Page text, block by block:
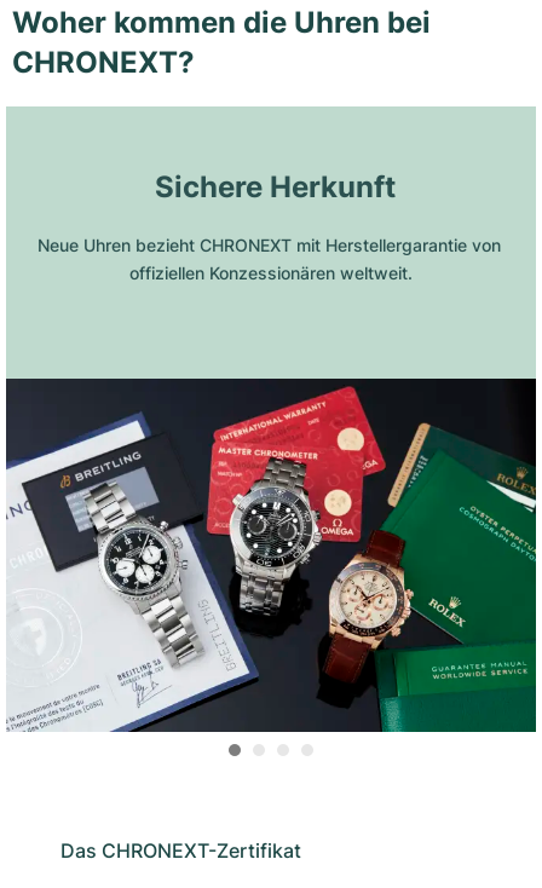
Woher kommen die Uhren bei
CHRONEXT?
Sichere Herkunft
Neue Uhren bezieht CHRONEXT mit Herstellergarantie von
offiziellen Konzessionären weltweit.
Das CHRONEXT-Zertifikat